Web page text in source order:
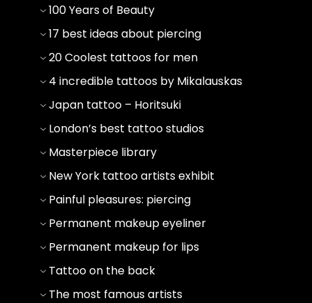
100 Years of Beauty
17 best ideas about piercing
20 Coolest tattoos for men
4 incredible tattoos by Mikalauskas
Japan tattoo – Horitsuki
London’s best tattoo studios
Masterpiece library
New York tattoo artists exhibit
Painful pleasures: piercing
Permanent makeup eyeliner
Permanent makeup for lips
Tattoo on the back
The most famous artists